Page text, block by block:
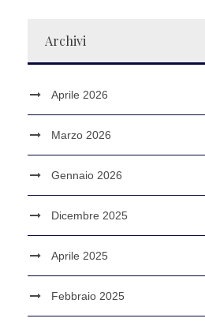
Archivi
Aprile 2026
Marzo 2026
Gennaio 2026
Dicembre 2025
Aprile 2025
Febbraio 2025